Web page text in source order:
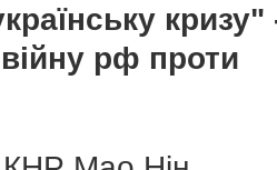
кризу"
рф проти